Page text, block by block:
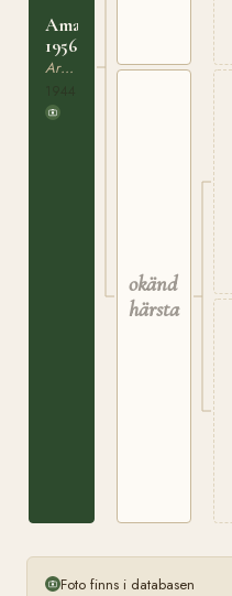
Amant
1956
Ardenner
okänd
härstamning
Foto finns i databasen